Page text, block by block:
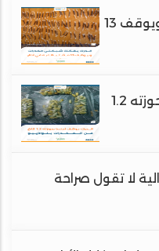
الدرك يفكك شبكتي مخدرات ويوقف 13
الدرك يوقف أجنبيا بنواذيبو بحوزته 1.2
لا تقول صراحة